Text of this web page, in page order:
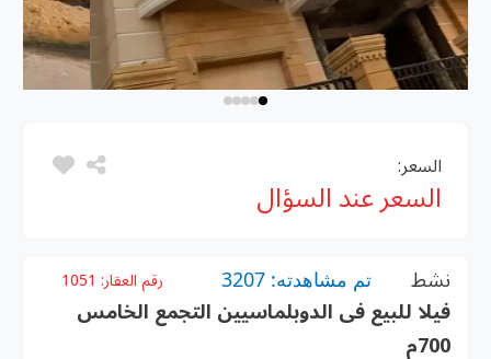
السعر:
السعر عند السؤال
نشط تم مشاهدته: 3207 رقم العقار: 1051
فيلا للبيع فى الدوبلماسيين التجمع الخامس
700م